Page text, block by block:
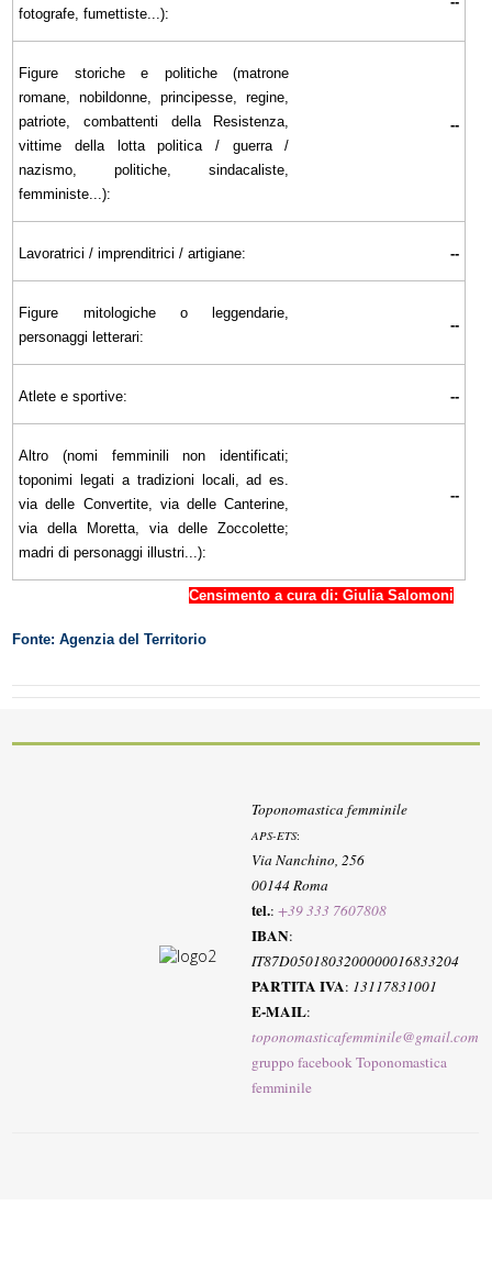
fotografe, fumettiste...):
Figure storiche e politiche (matrone
romane, nobildonne, principesse, regine,
patriote, combattenti della Resistenza,
vittime della lotta politica / guerra /
nazismo, politiche, sindacaliste,
femministe...):
--
Lavoratrici / imprenditrici / artigiane: --
Figure mitologiche o leggendarie,
personaggi letterari:
--
Atlete e sportive: --
Altro (nomi femminili non identificati;
toponimi legati a tradizioni locali, ad es.
via delle Convertite, via delle Canterine,
via della Moretta, via delle Zoccolette;
madri di personaggi illustri...):
--
Censimento a cura di: Giulia Salomoni
Fonte: Agenzia del Territorio
Toponomastica femminile
APS-ETS:
Via Nanchino, 256
00144 Roma
tel.:+39 333 7607808
IBAN:
IT87D0501803200000016833204
PARTITA IVA: 13117831001
E-MAIL:
toponomasticafemminile@gmail.com
gruppo facebook Toponomastica
femminile